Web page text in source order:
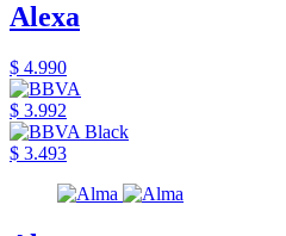
Alexa
$ 4.990
$ 3.992
$ 3.493